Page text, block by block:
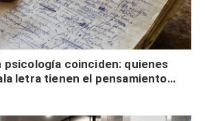
psicología coinciden: quienes
letra tienen el pensamiento
hacen por desinterés